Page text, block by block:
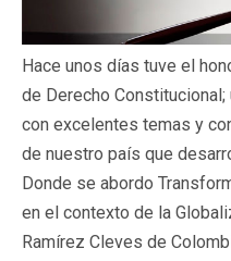
Hace unos días tuve el
de Derecho
con excelentes temas y
de nuestro país que
Donde se abordo
en el contexto de la
Ramírez Cleves de